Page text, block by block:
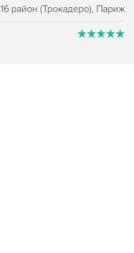
16 район (Трокадеро), Париж